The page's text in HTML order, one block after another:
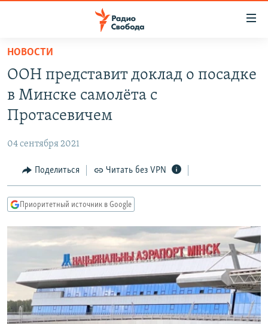
упрощенного
доступа
Вернуться
основному
Вернутся
Вернутся
поиску
ПОДКАСТЫ
АВТОРСКИЕ ПРОЕКТЫ
МНЕНИЯ
КУЛЬТУРА
КАВКАЗ.РЕАЛИИ
СЕВЕР.РЕАЛИИ
СИБИРЬ.РЕАЛИИ
РАСПИСАНИЕ ВЕЩАНИЯ
ПОДПИШИТЕСЬ НА РАССЫЛКУ
НОВОСТИ
ООН представит доклад о посадке
в Минске самолёта с
Протасевичем
04 сентября 2021
Поделиться Читать без VPN
Приоритетный источник в Google